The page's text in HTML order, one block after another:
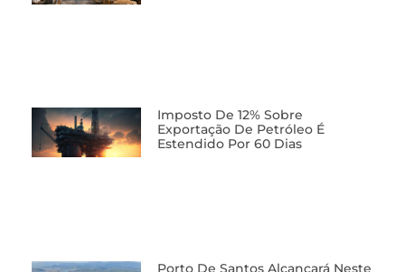
Imposto De 12% Sobre
Exportação De Petróleo É
Estendido Por 60 Dias
Porto De Santos Alcançará Neste